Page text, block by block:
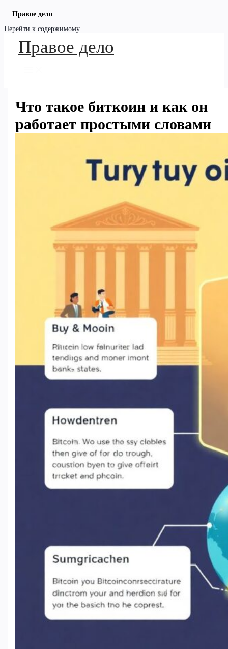
Правое дело
Перейти к содержимому
Правое дело
Что такое биткоин и как он
работает простыми словами